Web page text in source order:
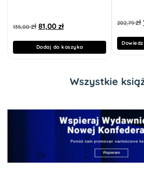
135,00zł 81,00 zł
Dodaj do koszyka
202,79zł
Wszystkie